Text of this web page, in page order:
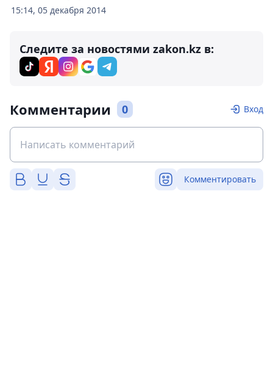
15:14, 05 декабря 2014
Следите за новостями zakon.kz в:
Комментарии 0 Вход
Комментировать